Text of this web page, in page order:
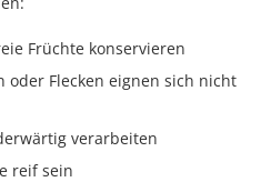
Früchte konservieren
oder Flecken eignen sich nicht
verarbeiten
reif sein